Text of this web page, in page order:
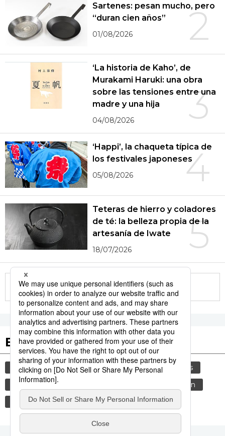
2
Sartenes: pesan mucho, pero
“duran cien años”
01/08/2026
3
‘La historia de Kaho’, de
Murakami Haruki: una obra
sobre las tensiones entre una
madre y una hija
04/08/2026
4
‘Happi’, la chaqueta típica de
los festivales japoneses
05/08/2026
5
Teteras de hierro y coladores
de té: la belleza propia de la
artesanía de Iwate
18/07/2026
More in this series
Etiquetas destacadas
cultura vida gastronomía
tradiciones
cortesía
genkan
sociedad
miso